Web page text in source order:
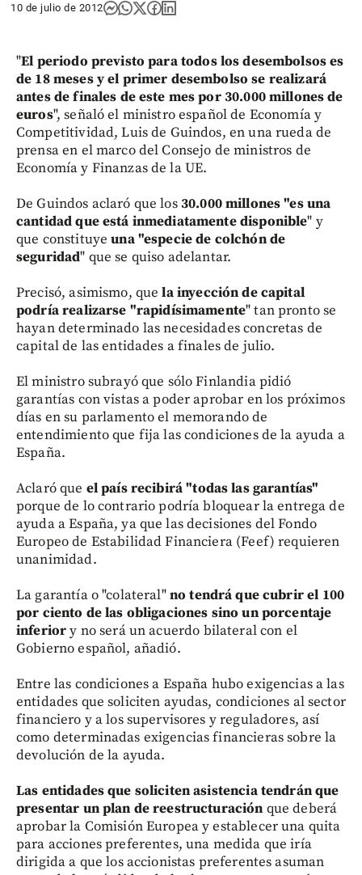
10 de julio de 2012
"El periodo previsto para todos los desembolsos es
de 18 meses y el primer desembolso se realizará
antes de finales de este mes por 30.000 millones de
euros", señaló el ministro español de Economía y
Competitividad, Luis de Guindos, en una rueda de
prensa en el marco del Consejo de ministros de
Economía y Finanzas de la UE.
De Guindos aclaró que los30.000 millones "es una
cantidad que está inmediatamente disponible" y
que constituyeuna "especie de colchón de
seguridad" que se quiso adelantar.
Precisó, asimismo, que la inyección de capital
podría realizarse "rapidísimamente" tan pronto se
hayan determinado las necesidades concretas de
capital de las entidades a finales de julio.
El ministro subrayó que sólo Finlandia pidió
garantías con vistas a poder aprobar en los próximos
días en su parlamento el memorando de
entendimiento que fija las condiciones de la ayuda a
España.
Aclaró que el país recibirá "todas las garantías"
porque de lo contrario podría bloquear la entrega de
ayuda a España, ya que las decisiones del Fondo
Europeo de Estabilidad Financiera (Feef) requieren
unanimidad.
La garantía o "colateral"no tendrá que cubrir el 100
por ciento de las obligaciones sino un porcentaje
inferiory no será un acuerdo bilateral con el
Gobierno español, añadió.
Entre las condiciones a España hubo exigencias a las
entidades que soliciten ayudas, condiciones al sector
financiero y a los supervisores y reguladores, así
como determinadas exigencias financieras sobre la
devolución de la ayuda.
Las entidades que soliciten asistencia tendrán que
presentar un plan de reestructuración que deberá
aprobar la Comisión Europea y establecer una quita
para acciones preferentes, una medida que iría
dirigida a que los accionistas preferentes asuman